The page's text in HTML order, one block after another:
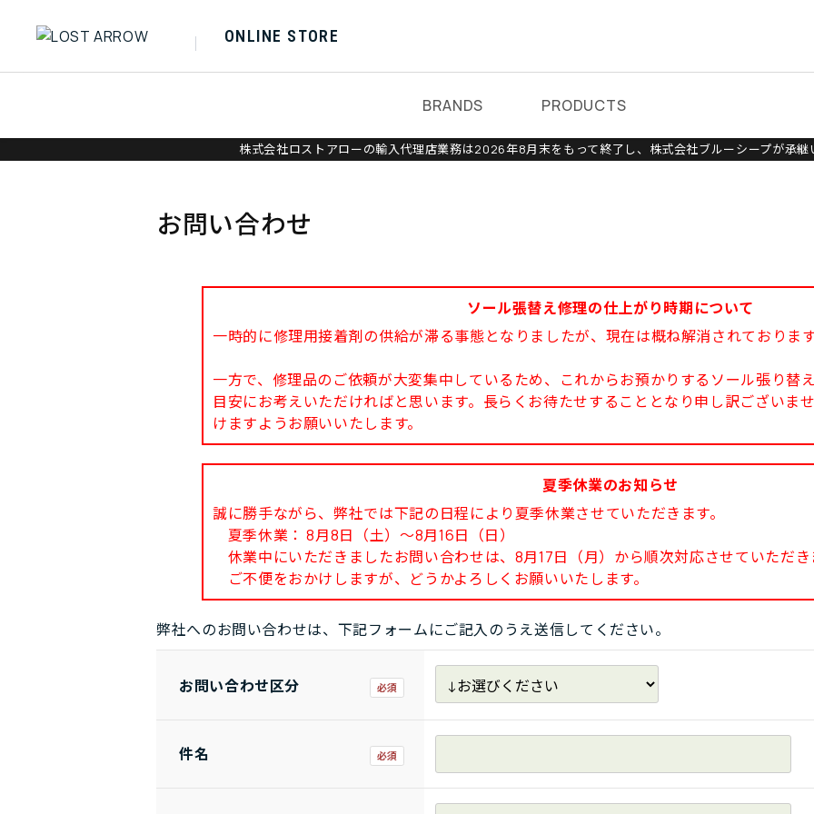
ONLINE STORE
BRANDS PRODUCTS
株式会社ロストアローの輸入代理店業務は2026年8月末をもって終了し、株式会社ブルーシープが承継
お問い合わせ
ソール張替え修理の仕上がり時期について
一時的に修理用接着剤の供給が滞る事態となりましたが、現在は概ね解消されておりま
一方で、修理品のご依頼が大変集中しているため、これからお預かりするソール張り替
目安にお考えいただければと思います。長らくお待たせすることとなり申し訳ございま
けますようお願いいたします。
夏季休業のお知らせ
誠に勝手ながら、弊社では下記の日程により夏季休業させていただきます。
夏季休業： 8月8日（土）～8月16日（日）
休業中にいただきましたお問い合わせは、8月17日（月）から順次対応させていただき
ご不便をおかけしますが、どうかよろしくお願いいたします。
弊社へのお問い合わせは、下記フォームにご記入のうえ送信してください。
お問い合わせ区分
件名